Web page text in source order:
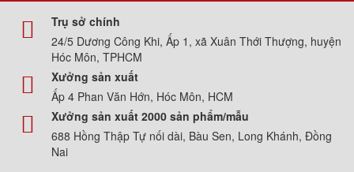
Trụ sở chính
24/5 Dương Công Khi, Ấp 1, xã Xuân Thới Thượng, huyện
Hóc Môn, TPHCM
Xưởng sản xuất
Ấp 4 Phan Văn Hớn, Hóc Môn, HCM
Xưởng sản xuất 2000 sản phẩm/mẫu
688 Hồng Thập Tự nối dài, Bàu Sen, Long Khánh, Đồng
Nai